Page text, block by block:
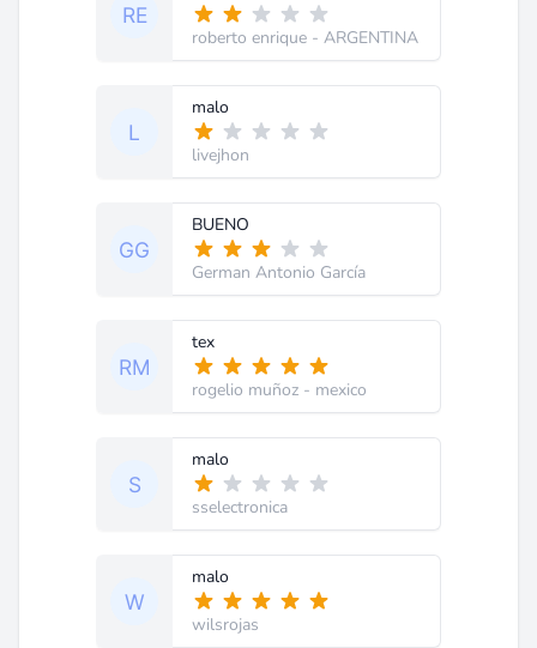
roberto enrique - ARGENTINA
malo
livejhon
BUENO
German Antonio García
tex
rogelio muñoz - mexico
malo
sselectronica
malo
wilsrojas